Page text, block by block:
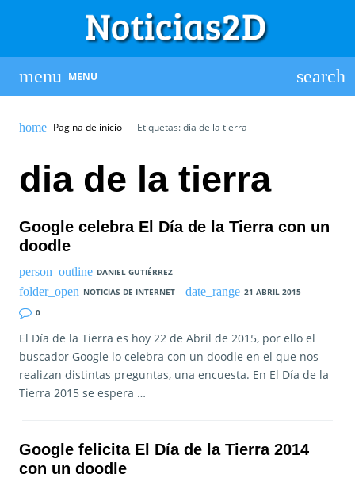
MENU
Pagina de inicio Etiquetas: dia de la tierra
dia de la tierra
Google celebra El Día de la Tierra con un
doodle
DANIEL GUTIÉRREZ
NOTICIAS DE INTERNET
21 ABRIL 2015
0
El Día de la Tierra es hoy 22 de Abril de 2015, por ello el
buscador Google lo celebra con un doodle en el que nos
realizan distintas preguntas, una encuesta. En El Día de la
Tierra 2015 se espera …
Google felicita El Día de la Tierra 2014
con un doodle